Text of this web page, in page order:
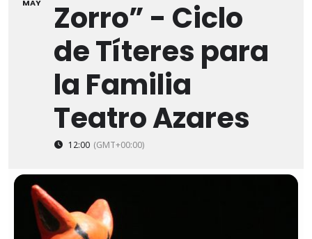
MAY
Zorro” - Ciclo
de Títeres para
la Familia
Teatro Azares
12:00 (GMT+00:00)